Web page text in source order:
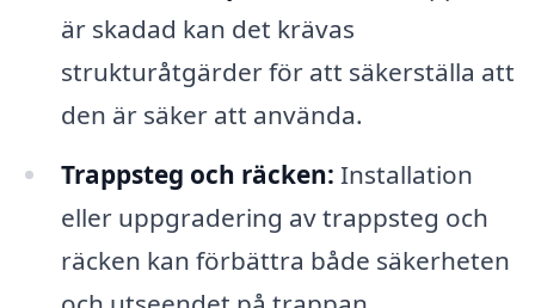
är skadad kan det krävas
strukturåtgärder för att säkerställa att
den är säker att använda.
Trappsteg och räcken: Installation
eller uppgradering av trappsteg och
räcken kan förbättra både säkerheten